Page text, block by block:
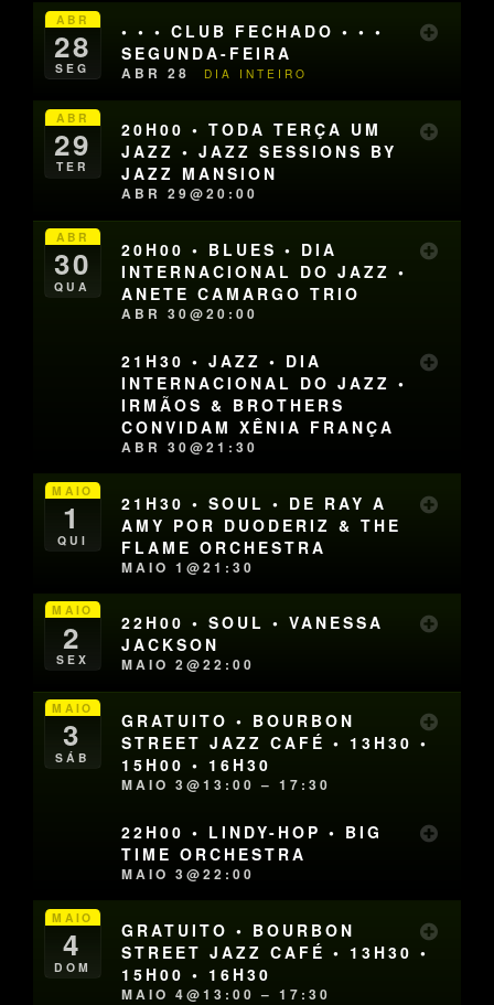
ABR
28
SEG
• • • CLUB FECHADO • • •
SEGUNDA-FEIRA
ABR 28 DIA INTEIRO
ABR
29
TER
20H00 • TODA TERÇA UM
JAZZ • JAZZ SESSIONS BY
JAZZ MANSION
ABR 29@20:00
ABR
30
QUA
20H00 • BLUES • DIA
INTERNACIONAL DO JAZZ •
ANETE CAMARGO TRIO
ABR 30@20:00
21H30 • JAZZ • DIA
INTERNACIONAL DO JAZZ •
IRMÃOS & BROTHERS
CONVIDAM XÊNIA FRANÇA
ABR 30@21:30
MAIO
1
QUI
21H30 • SOUL • DE RAY A
AMY POR DUODERIZ & THE
FLAME ORCHESTRA
MAIO 1@21:30
MAIO
2
SEX
22H00 • SOUL • VANESSA
JACKSON
MAIO 2@22:00
MAIO
3
SÁB
GRATUITO • BOURBON
STREET JAZZ CAFÉ • 13H30 •
15H00 • 16H30
MAIO 3@13:00 – 17:30
22H00 • LINDY-HOP • BIG
TIME ORCHESTRA
MAIO 3@22:00
MAIO
4
DOM
GRATUITO • BOURBON
STREET JAZZ CAFÉ • 13H30 •
15H00 • 16H30
MAIO 4@13:00 – 17:30